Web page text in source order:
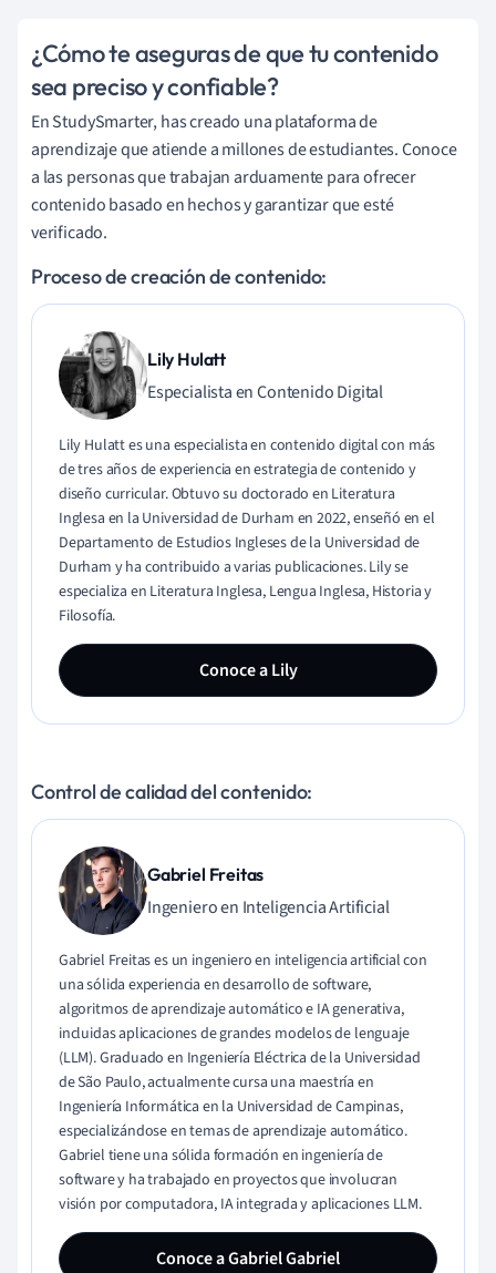
¿Cómo te aseguras de que tu contenido
sea preciso y confiable?
En StudySmarter, has creado una plataforma de
aprendizaje que atiende a millones de estudiantes. Conoce
a las personas que trabajan arduamente para ofrecer
contenido basado en hechos y garantizar que esté
verificado.
Proceso de creación de contenido:
Lily Hulatt
Especialista en Contenido Digital
Lily Hulatt es una especialista en contenido digital con más
de tres años de experiencia en estrategia de contenido y
diseño curricular. Obtuvo su doctorado en Literatura
Inglesa en la Universidad de Durham en 2022, enseñó en el
Departamento de Estudios Ingleses de la Universidad de
Durham y ha contribuido a varias publicaciones. Lily se
especializa en Literatura Inglesa, Lengua Inglesa, Historia y
Filosofía.
Conoce a Lily
Control de calidad del contenido:
Gabriel Freitas
Ingeniero en Inteligencia Artificial
Gabriel Freitas es un ingeniero en inteligencia artificial con
una sólida experiencia en desarrollo de software,
algoritmos de aprendizaje automático e IA generativa,
incluidas aplicaciones de grandes modelos de lenguaje
(LLM). Graduado en Ingeniería Eléctrica de la Universidad
de São Paulo, actualmente cursa una maestría en
Ingeniería Informática en la Universidad de Campinas,
especializándose en temas de aprendizaje automático.
Gabriel tiene una sólida formación en ingeniería de
software y ha trabajado en proyectos que involucran
visión por computadora, IA integrada y aplicaciones LLM.
Conoce a Gabriel Gabriel